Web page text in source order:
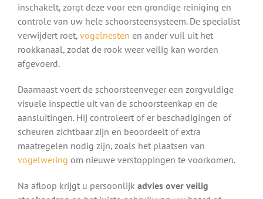
inschakelt, zorgt deze voor een grondige reiniging en
controle van uw hele schoorsteensysteem. De specialist
verwijdert roet, vogelnesten en ander vuil uit het
rookkanaal, zodat de rook weer veilig kan worden
afgevoerd.
Daarnaast voert de schoorsteenveger een zorgvuldige
visuele inspectie uit van de schoorsteenkap en de
aansluitingen. Hij controleert of er beschadigingen of
scheuren zichtbaar zijn en beoordeelt of extra
maatregelen nodig zijn, zoals het plaatsen van
vogelwering om nieuwe verstoppingen te voorkomen.
Na afloop krijgt u persoonlijk advies over veilig